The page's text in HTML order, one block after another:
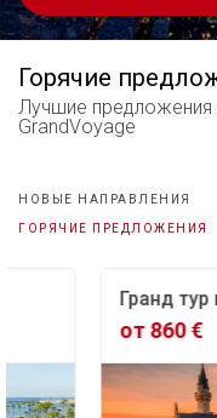
Горячие
Лучшие предложения
GrandVoyage
НОВЫЕ НАПРАВЛЕНИЯ
ГОРЯЧИЕ ПРЕДЛОЖЕНИЯ
Гранд тур
от 860 €